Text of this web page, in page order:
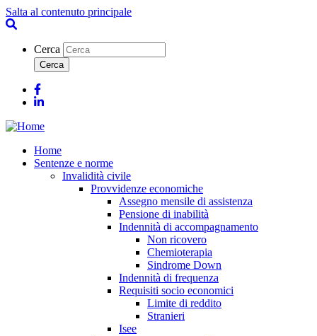
Salta al contenuto principale
Cerca
Facebook
Linkedin
Home
Sentenze e norme
Invalidità civile
Provvidenze economiche
Assegno mensile di assistenza
Pensione di inabilità
Indennità di accompagnamento
Non ricovero
Chemioterapia
Sindrome Down
Indennità di frequenza
Requisiti socio economici
Limite di reddito
Stranieri
Isee